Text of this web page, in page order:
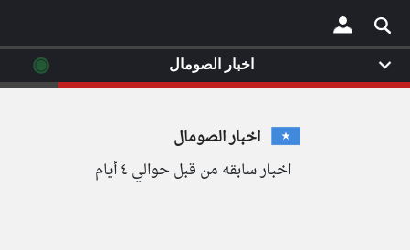
×
اخبار الصومال
اخبار سابقه من قبل حوالي ٤ أيام
اخبار الصومال ◉